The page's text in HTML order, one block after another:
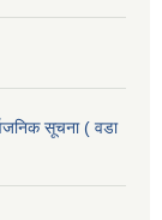
सूचना ( वडा